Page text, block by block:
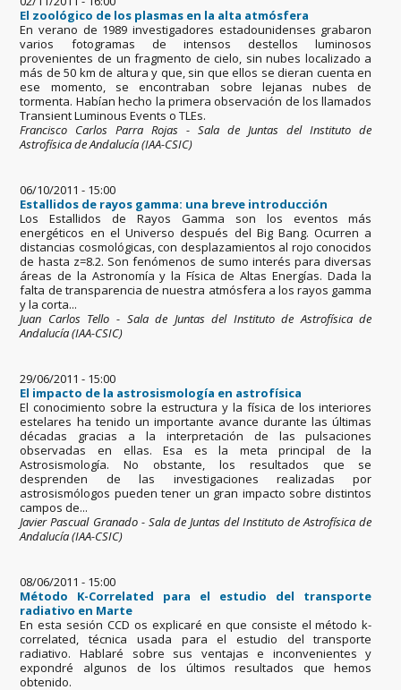
El zoológico de los plasmas en la alta atmósfera
En verano de 1989 investigadores estadounidenses grabaron
varios fotogramas de intensos destellos luminosos
provenientes de un fragmento de cielo, sin nubes localizado a
más de 50 km de altura y que, sin que ellos se dieran cuenta en
ese momento, se encontraban sobre lejanas nubes de
tormenta. Habían hecho la primera observación de los llamados
Transient Luminous Events o TLEs.
Francisco Carlos Parra Rojas - Sala de Juntas del Instituto de
Astrofísica de Andalucía (IAA-CSIC)
06/10/2011 - 15:00
Estallidos de rayos gamma: una breve introducción
Los Estallidos de Rayos Gamma son los eventos más
energéticos en el Universo después del Big Bang. Ocurren a
distancias cosmológicas, con desplazamientos al rojo conocidos
de hasta z=8.2. Son fenómenos de sumo interés para diversas
áreas de la Astronomía y la Física de Altas Energías. Dada la
falta de transparencia de nuestra atmósfera a los rayos gamma
y la corta...
Juan Carlos Tello - Sala de Juntas del Instituto de Astrofísica de
Andalucía (IAA-CSIC)
29/06/2011 - 15:00
El impacto de la astrosismología en astrofísica
El conocimiento sobre la estructura y la física de los interiores
estelares ha tenido un importante avance durante las últimas
décadas gracias a la interpretación de las pulsaciones
observadas en ellas. Esa es la meta principal de la
Astrosismología. No obstante, los resultados que se
desprenden de las investigaciones realizadas por
astrosismólogos pueden tener un gran impacto sobre distintos
campos de...
Javier Pascual Granado - Sala de Juntas del Instituto de Astrofísica de
Andalucía (IAA-CSIC)
08/06/2011 - 15:00
Método K-Correlated para el estudio del transporte
radiativo en Marte
En esta sesión CCD os explicaré en que consiste el método k-
correlated, técnica usada para el estudio del transporte
radiativo. Hablaré sobre sus ventajas e inconvenientes y
expondré algunos de los últimos resultados que hemos
obtenido.